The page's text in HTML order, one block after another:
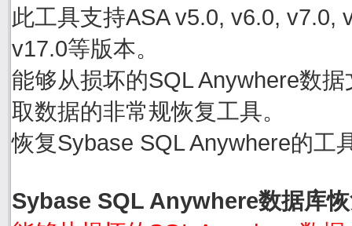
此工具支持ASA v5.0, v6.0, v7.0,
v17.0等版本。
能够从损坏的SQL Anywhere数
取数据的非常规恢复工具。
恢复Sybase SQL Anywhere的工
Sybase SQL Anywhere数据库